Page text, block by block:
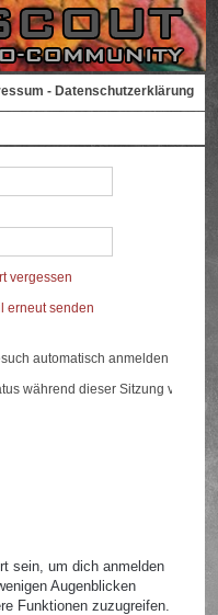
- Datenschutzerklärung
vergessen
erneut senden
automatisch anmelden
während dieser Sitzung
sein, um dich anmelden
Augenblicken
Funktionen zuzugreifen.